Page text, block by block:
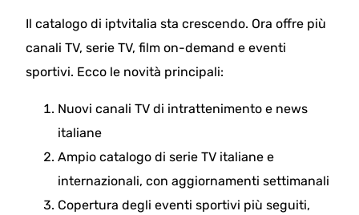
Il catalogo di iptvitalia sta crescendo. Ora offre più
canali TV, serie TV, film on-demand e eventi
sportivi. Ecco le novità principali:
Nuovi canali TV di intrattenimento e news
italiane
Ampio catalogo di serie TV italiane e
internazionali, con aggiornamenti settimanali
Copertura degli eventi sportivi più seguiti,